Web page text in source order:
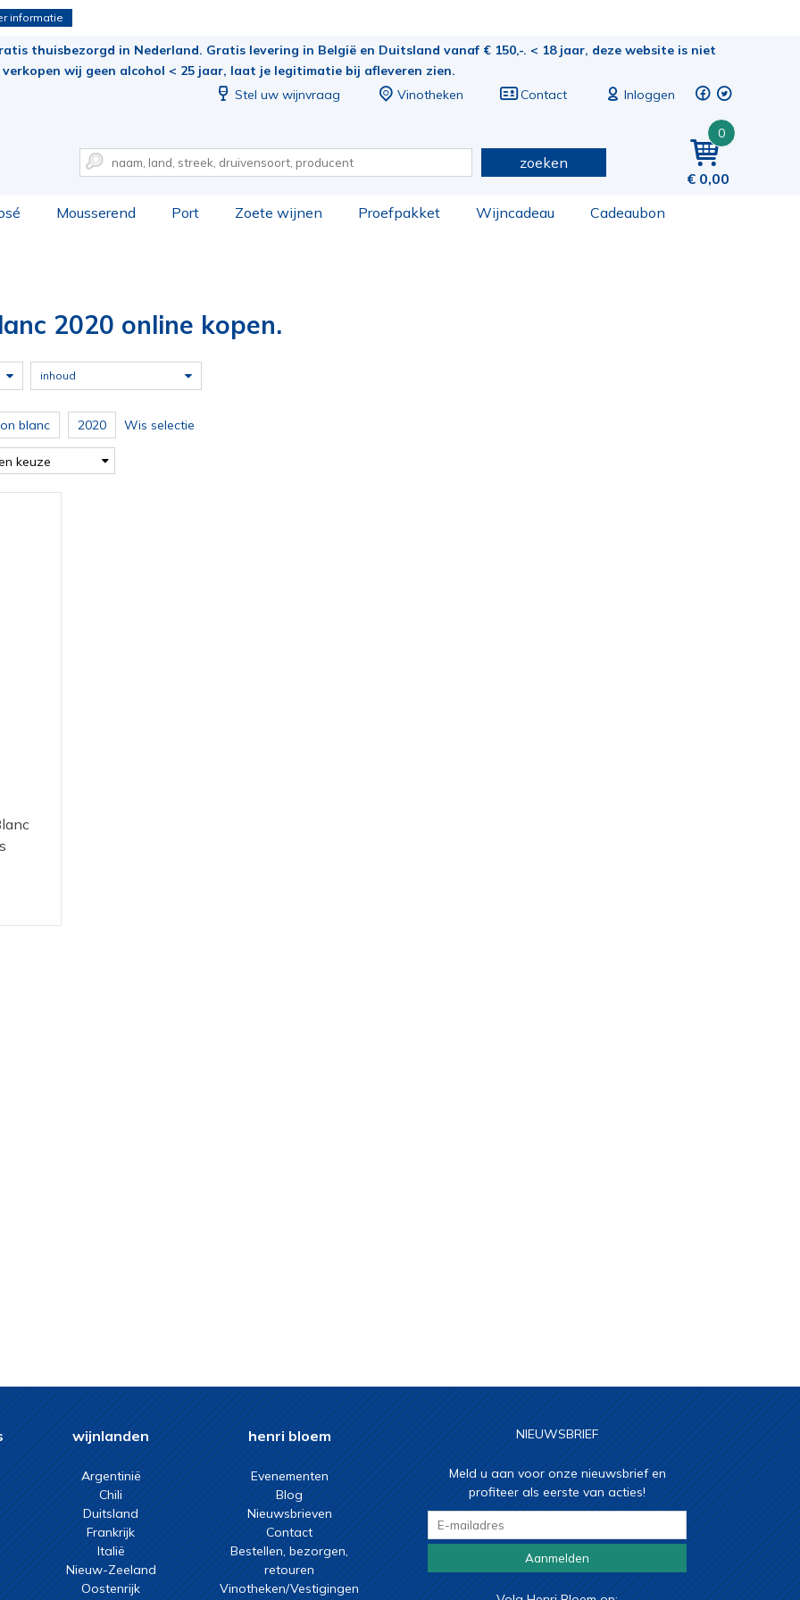
informatie
thuisbezorgd in Nederland. Gratis levering in België en Duitsland vanaf € 150,-. < 18 jaar, deze website is niet
wij geen alcohol < 25 jaar, laat je legitimatie bij afleveren zien.
Stel uw wijnvraag
Vinotheken Contact Inloggen
0
0,00
zoeken
Mousserend Port Zoete wijnen Proefpakket Wijncadeau Cadeaubon
2020 online kopen.
inhoud
blanc 2020 Wis selectie
keuze
wijnlanden
Argentinië
Chili
Duitsland
Frankrijk
Italië
Nieuw-Zeeland
Oostenrijk
henri bloem
Evenementen
Blog
Nieuwsbrieven
Contact
Bestellen, bezorgen,
retouren
Vinotheken/Vestigingen
NIEUWSBRIEF
Meld u aan voor onze nieuwsbrief en
profiteer als eerste van acties!
Aanmelden